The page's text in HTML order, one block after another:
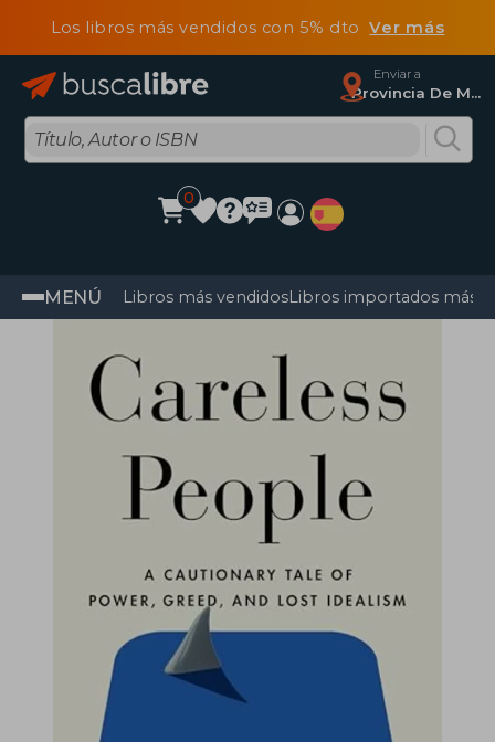
Los libros más vendidos con 5% dtoVer más
Enviar a
Provincia De Madrid
0
MENÚ Libros más vendidosLibros importados más